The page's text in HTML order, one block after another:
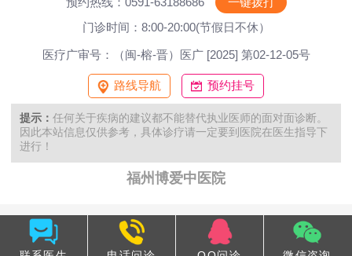
门诊时间：8:00-20:00(节假日不休）
医疗广审号：（闽-榕-晋）医广 [2025] 第02-12-05号
路线导航 预约挂号
提示： 任何关于疾病的建议都不能替代执业医师的面对面诊断。
因此本站信息仅供参考，具体诊疗请一定要到医院在医生指导下
进行！
福州博爱中医院